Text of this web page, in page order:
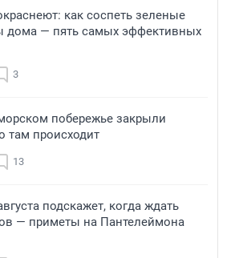
как соспеть зеленые
дома — пять самых эффективных
3
побережье закрыли
там происходит
13
подскажет, когда ждать
— приметы на Пантелеймона